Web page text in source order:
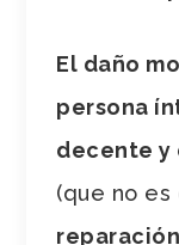
El daño
persona
decente y
(que no